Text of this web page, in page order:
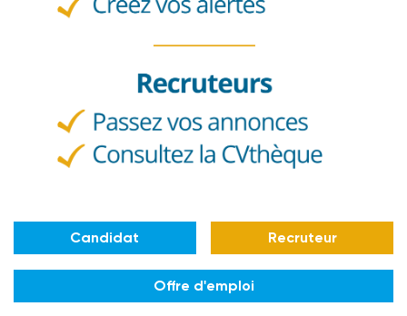
Candidat Recruteur
Offre d'emploi